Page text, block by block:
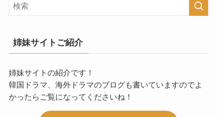
姉妹サイトご紹介
姉妹サイトの紹介です！
韓国ドラマ、海外ドラマのブログも書いていますのでよ
かったらご覧になってくださいね！